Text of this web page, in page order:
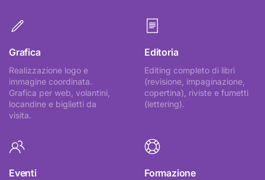
Grafica
Realizzazione logo e
immagine coordinata.
Grafica per web, volantini,
locandine e biglietti da
visita.
Editoria
Editing completo di libri
(revisione, impaginazione,
copertina), riviste e fumetti
(lettering).
Eventi Formazione